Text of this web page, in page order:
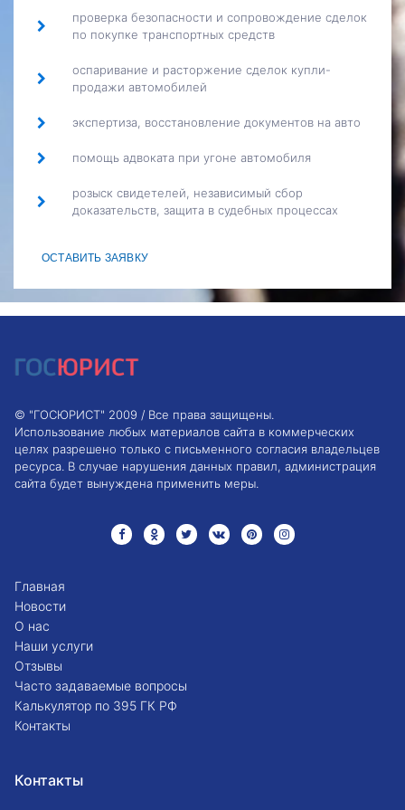
проверка безопасности и сопровождение сделок
по покупке транспортных средств
оспаривание и расторжение сделок купли-
продажи автомобилей
экспертиза, восстановление документов на авто
помощь адвоката при угоне автомобиля
розыск свидетелей, независимый сбор
доказательств, защита в судебных процессах
ОСТАВИТЬ ЗАЯВКУ
© "ГОСЮРИСТ" 2009 / Все права защищены.
Использование любых материалов сайта в коммерческих
целях разрешено только с письменного согласия владельцев
ресурса. В случае нарушения данных правил, администрация
сайта будет вынуждена применить меры.
Главная
Новости
О нас
Наши услуги
Отзывы
Часто задаваемые вопросы
Калькулятор по 395 ГК РФ
Контакты
Контакты